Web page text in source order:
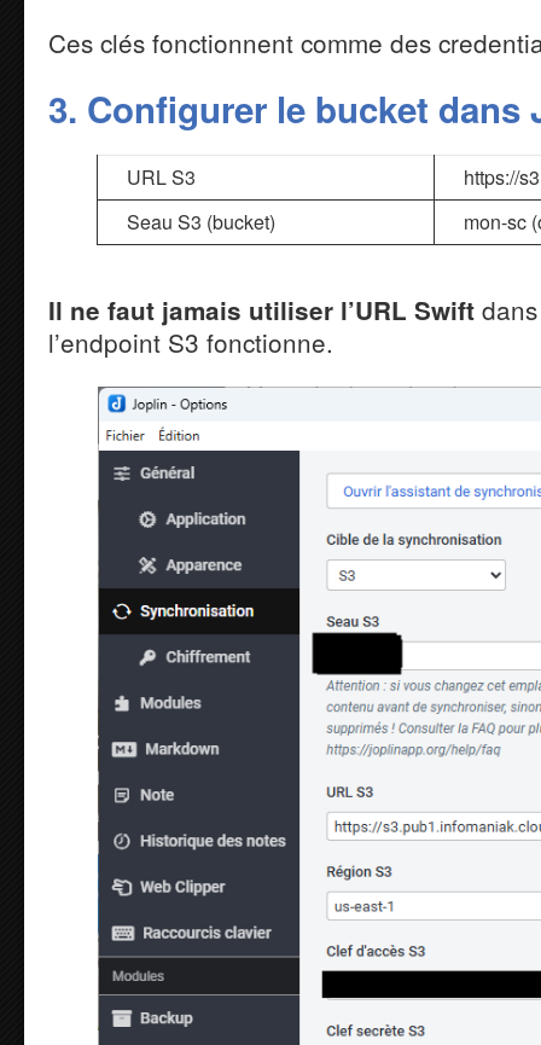
Ces clés fonctionnent comme des
3. Configurer le bucket dans
URL S3
https://
Seau S3 (bucket)
mon-sc
Il ne faut jamais utiliser l’URL Swift
l’endpoint S3 fonctionne.